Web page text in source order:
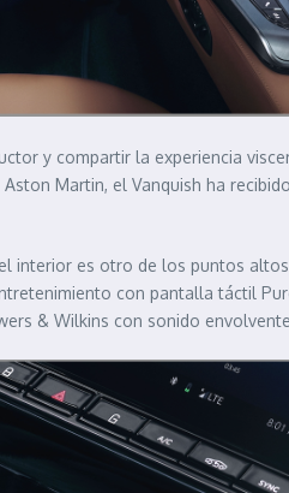
y compartir la experiencia
Martin, el Vanquish ha
interior es otro de los puntos
con pantalla táctil
& Wilkins con sonido